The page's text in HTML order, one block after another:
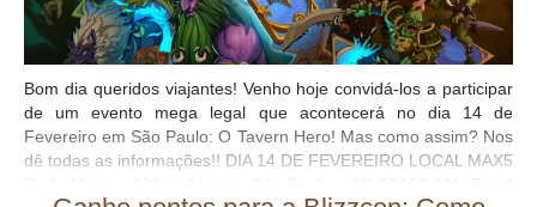
mais (mesmo que mais devagar do que eu gostaria, mas tudo
tem um começo né?), e...
Bom dia queridos viajantes! Venho hoje convidá-los a participar
de um evento mega legal que acontecerá no dia 14 de
Fevereiro em São Paulo: O Tavern Hero! Mas como assim? Nos
dê todas as informações!! DIA 14 DE FEVEREIRO LOCAL MAX5